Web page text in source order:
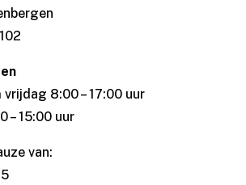
8:00 – 17:00 uur
– 15:00 uur
van: